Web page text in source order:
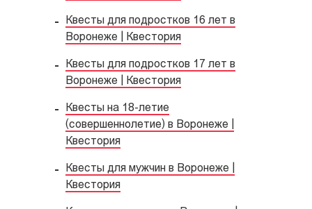
Квесты для подростков 16 лет в
Воронеже | Квестория
Квесты для подростков 17 лет в
Воронеже | Квестория
Квесты на 18-летие
(совершеннолетие) в Воронеже |
Квестория
Квесты для мужчин в Воронеже |
Квестория